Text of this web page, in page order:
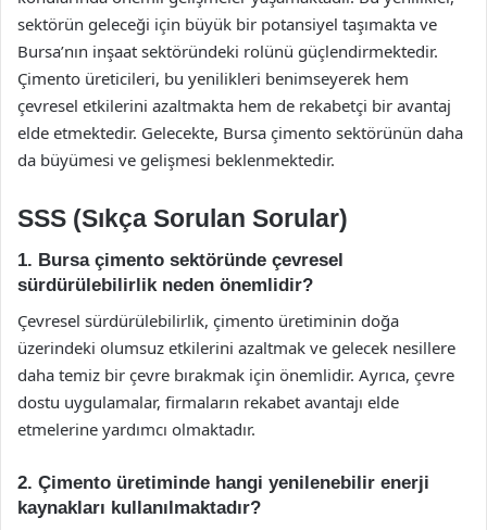
sektörün geleceği için büyük bir potansiyel taşımakta ve
Bursa’nın inşaat sektöründeki rolünü güçlendirmektedir.
Çimento üreticileri, bu yenilikleri benimseyerek hem
çevresel etkilerini azaltmakta hem de rekabetçi bir avantaj
elde etmektedir. Gelecekte, Bursa çimento sektörünün daha
da büyümesi ve gelişmesi beklenmektedir.
SSS (Sıkça Sorulan Sorular)
1. Bursa çimento sektöründe çevresel
sürdürülebilirlik neden önemlidir?
Çevresel sürdürülebilirlik, çimento üretiminin doğa
üzerindeki olumsuz etkilerini azaltmak ve gelecek nesillere
daha temiz bir çevre bırakmak için önemlidir. Ayrıca, çevre
dostu uygulamalar, firmaların rekabet avantajı elde
etmelerine yardımcı olmaktadır.
2. Çimento üretiminde hangi yenilenebilir enerji
kaynakları kullanılmaktadır?